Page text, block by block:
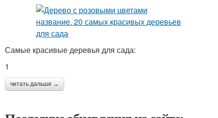
Самые красивые деревья для сада:
1
читать дальше →